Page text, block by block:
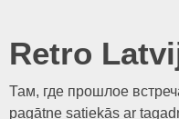
Retro
Там, где прошлое
pagātne satiekās ar